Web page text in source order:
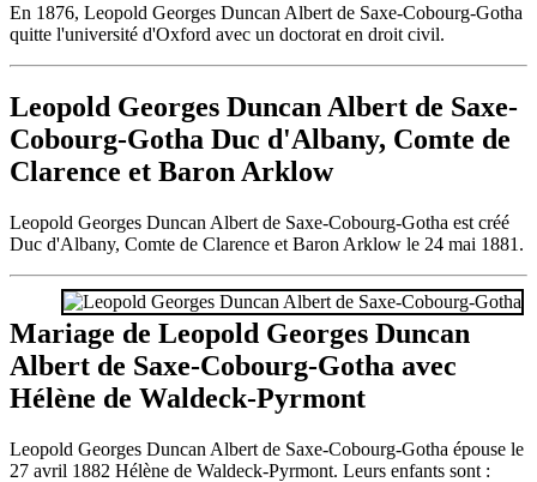
En 1876, Leopold Georges Duncan Albert de Saxe-Cobourg-Gotha
quitte l'université d'Oxford avec un doctorat en droit civil.
Leopold Georges Duncan Albert de Saxe-
Cobourg-Gotha Duc d'Albany, Comte de
Clarence et Baron Arklow
Leopold Georges Duncan Albert de Saxe-Cobourg-Gotha est créé
Duc d'Albany, Comte de Clarence et Baron Arklow le 24 mai 1881.
Mariage de Leopold Georges Duncan
Albert de Saxe-Cobourg-Gotha avec
Hélène de Waldeck-Pyrmont
Leopold Georges Duncan Albert de Saxe-Cobourg-Gotha épouse le
27 avril 1882 Hélène de Waldeck-Pyrmont. Leurs enfants sont :